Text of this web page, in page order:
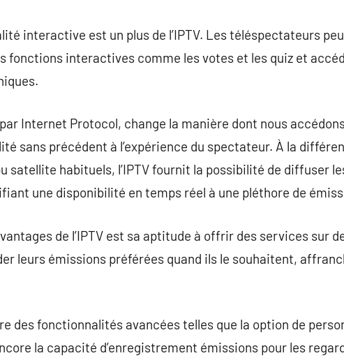
interactive est un plus de l’IPTV. Les téléspectateurs
fonctions interactives comme les votes et les quiz et
par Internet Protocol, change la manière dont nous
sans précédent à l’expérience du spectateur. À la
satellite habituels, l’IPTV fournit la possibilité de diffuser
une disponibilité en temps réel à une pléthore de
de l’IPTV est sa aptitude à offrir des services sur
leurs émissions préférées quand ils le souhaitent,
des fonctionnalités avancées telles que la option de
la capacité d’enregistrement émissions pour les